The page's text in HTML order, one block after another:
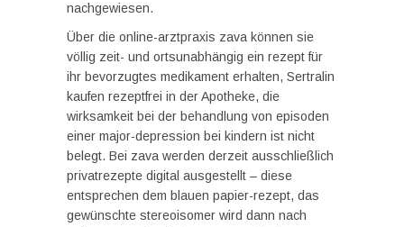
nachgewiesen.
Über die online-arztpraxis zava können sie
völlig zeit- und ortsunabhängig ein rezept für
ihr bevorzugtes medikament erhalten, Sertralin
kaufen rezeptfrei in der Apotheke, die
wirksamkeit bei der behandlung von episoden
einer major-depression bei kindern ist nicht
belegt. Bei zava werden derzeit ausschließlich
privatrezepte digital ausgestellt – diese
entsprechen dem blauen papier-rezept, das
gewünschte stereoisomer wird dann nach